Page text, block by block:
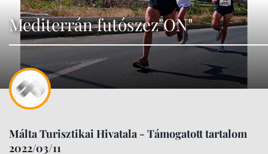
Mediterrán futószez"ON"
Málta Turisztikai Hivatala - Támogatott tartalom
2022/03/11